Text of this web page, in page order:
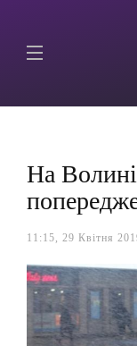
На
11:15, 29 Квітня